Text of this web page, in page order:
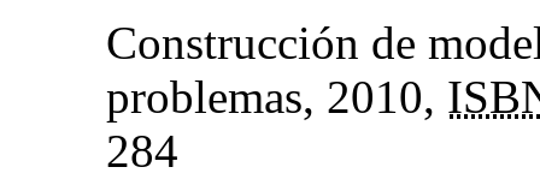
Construcción de
problemas, 2010,
284